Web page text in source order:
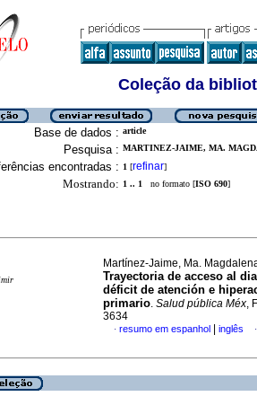
Coleção da
Base de dados : article
Pesquisa : MARTINEZ-JAIME, MA.
encontradas : 1 [refinar]
Mostrando: 1 .. 1 no formato [ISO 690]
Martínez-Jaime, Ma.
Trayectoria de acceso al
déficit de atención e
primario. Salud pública Méx,
3634
· resumo em espanhol inglês ·